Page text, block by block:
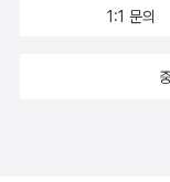
것은 아닐까? 어른들
가라고 등 떠민다. 한
아이에 대한 아버지
1:1 문의